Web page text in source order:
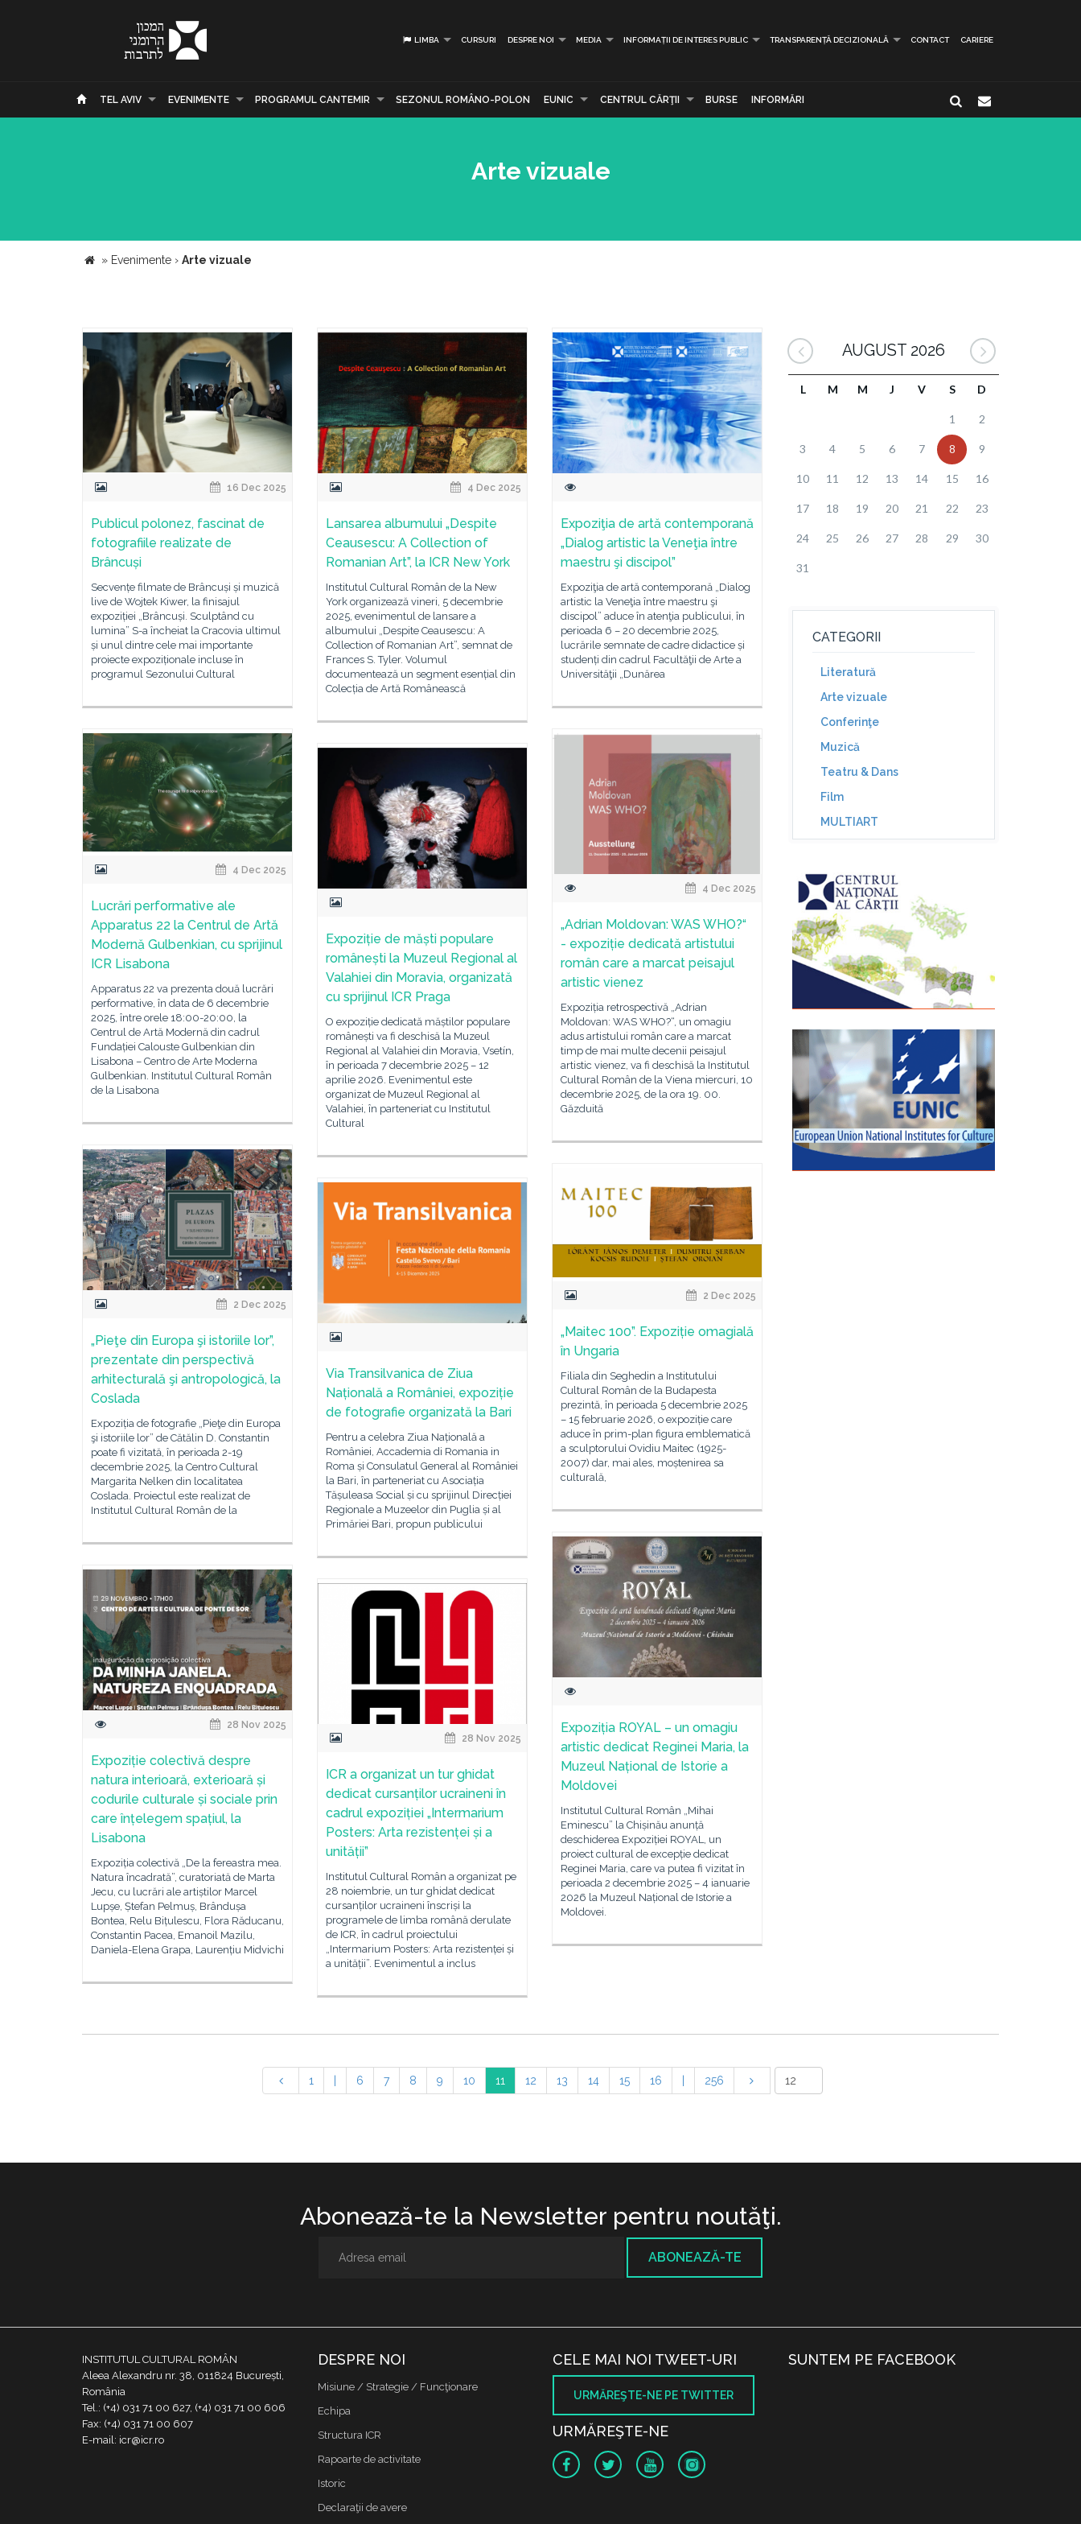
LIMBA CURSURI DESPRE NOI MEDIA INFORMAȚII DE INTERES PUBLIC TRANSPARENȚĂ DECIZIONALĂ CONTACT CARIERE
TEL AVIV EVENIMENTE PROGRAMUL CANTEMIR SEZONUL ROMÂNO-POLON EUNIC CENTRUL CĂRŢII BURSE INFORMĂRI
Arte vizuale
» Evenimente › Arte vizuale
16 Dec 2025
Publicul polonez, fascinat de
fotografiile realizate de
Brâncuși
Secvențe filmate de Brâncuși și muzică
live de Wojtek Kiwer, la finisajul
expoziției „Brâncuși. Sculptând cu
lumina” S-a încheiat la Cracovia ultimul
și unul dintre cele mai importante
proiecte expoziționale incluse în
programul Sezonului Cultural
4 Dec 2025
Lansarea albumului „Despite
Ceausescu: A Collection of
Romanian Art”, la ICR New York
Institutul Cultural Român de la New
York organizează vineri, 5 decembrie
2025, evenimentul de lansare a
albumului „Despite Ceausescu: A
Collection of Romanian Art”, semnat de
Frances S. Tyler. Volumul
documentează un segment esențial din
Colecția de Artă Românească
Expoziţia de artă contemporană
„Dialog artistic la Veneţia între
maestru şi discipol”
Expoziţia de artă contemporană „Dialog
artistic la Veneţia între maestru şi
discipol” aduce în atenţia publicului, în
perioada 6 – 20 decembrie 2025,
lucrările semnate de cadre didactice și
studenți din cadrul Facultăţii de Arte a
Universităţii „Dunărea
4 Dec 2025
Lucrări performative ale
Apparatus 22 la Centrul de Artă
Modernă Gulbenkian, cu sprijinul
ICR Lisabona
Apparatus 22 va prezenta două lucrări
performative, în data de 6 decembrie
2025, între orele 18:00-20:00, la
Centrul de Artă Modernă din cadrul
Fundației Calouste Gulbenkian din
Lisabona – Centro de Arte Moderna
Gulbenkian. Institutul Cultural Român
de la Lisabona
4 Dec 2025
„Adrian Moldovan: WAS WHO?“
- expoziție dedicată artistului
român care a marcat peisajul
artistic vienez
Expoziția retrospectivă „Adrian
Moldovan: WAS WHO?“, un omagiu
adus artistului român care a marcat
timp de mai multe decenii peisajul
artistic vienez, va fi deschisă la Institutul
Cultural Român de la Viena miercuri, 10
decembrie 2025, de la ora 19. 00.
Găzduită
Expoziție de măști populare
românești la Muzeul Regional al
Valahiei din Moravia, organizată
cu sprijinul ICR Praga
O expoziție dedicată măștilor populare
românești va fi deschisă la Muzeul
Regional al Valahiei din Moravia, Vsetín,
în perioada 7 decembrie 2025 – 12
aprilie 2026. Evenimentul este
organizat de Muzeul Regional al
Valahiei, în parteneriat cu Institutul
Cultural
2 Dec 2025
„Pieţe din Europa şi istoriile lor”,
prezentate din perspectivă
arhitecturală şi antropologică, la
Coslada
Expoziția de fotografie „Pieţe din Europa
şi istoriile lor” de Cătălin D. Constantin
poate fi vizitată, în perioada 2-19
decembrie 2025, la Centro Cultural
Margarita Nelken din localitatea
Coslada. Proiectul este realizat de
Institutul Cultural Român de la
2 Dec 2025
„Maitec 100”. Expoziție omagială
în Ungaria
Filiala din Seghedin a Institutului
Cultural Român de la Budapesta
prezintă, în perioada 5 decembrie 2025
– 15 februarie 2026, o expoziție care
aduce în prim-plan figura emblematică
a sculptorului Ovidiu Maitec (1925-
2007) dar, mai ales, moștenirea sa
culturală,
Via Transilvanica de Ziua
Națională a României, expoziție
de fotografie organizată la Bari
Pentru a celebra Ziua Națională a
României, Accademia di Romania in
Roma și Consulatul General al României
la Bari, în parteneriat cu Asociația
Tășuleasa Social și cu sprijinul Direcției
Regionale a Muzeelor din Puglia și al
Primăriei Bari, propun publicului
Expoziția ROYAL – un omagiu
artistic dedicat Reginei Maria, la
Muzeul Național de Istorie a
Moldovei
Institutul Cultural Român „Mihai
Eminescu” la Chișinău anunță
deschiderea Expoziției ROYAL, un
proiect cultural de excepție dedicat
Reginei Maria, care va putea fi vizitat în
perioada 2 decembrie 2025 – 4 ianuarie
2026 la Muzeul Național de Istorie a
Moldovei.
28 Nov 2025
Expoziție colectivă despre
natura interioară, exterioară și
codurile culturale și sociale prin
care înțelegem spațiul, la
Lisabona
Expoziția colectivă „De la fereastra mea.
Natura încadrată”, curatoriată de Marta
Jecu, cu lucrări ale artiștilor Marcel
Lupșe, Ștefan Pelmuș, Brândușa
Bontea, Relu Bițulescu, Flora Răducanu,
Constantin Pacea, Emanoil Mazilu,
Daniela-Elena Grapa, Laurențiu Midvichi
28 Nov 2025
ICR a organizat un tur ghidat
dedicat cursanților ucraineni în
cadrul expoziției „Intermarium
Posters: Arta rezistenței și a
unității”
Institutul Cultural Român a organizat pe
28 noiembrie, un tur ghidat dedicat
cursanților ucraineni înscriși la
programele de limba română derulate
de ICR, în cadrul proiectului
„Intermarium Posters: Arta rezistenței și
a unității”. Evenimentul a inclus
AUGUST 2026
L M M J V S D
1 2
3 4 5 6 7 8 9
10 11 12 13 14 15 16
17 18 19 20 21 22 23
24 25 26 27 28 29 30
31
CATEGORII
Literatură
Arte vizuale
Conferinţe
Muzică
Teatru & Dans
Film
MULTIART
1 6 7 8 9 10 11 12 13 14 15 16 256
Abonează-te la Newsletter pentru noutăţi.
ABONEAZĂ-TE
INSTITUTUL CULTURAL ROMÂN
Aleea Alexandru nr. 38, 011824 București,
România
Tel.: (+4) 031 71 00 627, (+4) 031 71 00 606
Fax: (+4) 031 71 00 607
E-mail: icr@icr.ro
DESPRE NOI
Misiune / Strategie / Funcţionare
Echipa
Structura ICR
Rapoarte de activitate
Istoric
Declaraţii de avere
CELE MAI NOI TWEET-URI
URMĂREŞTE-NE PE TWITTER
URMĂREŞTE-NE
SUNTEM PE FACEBOOK